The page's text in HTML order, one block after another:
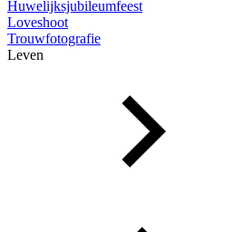
Huwelijksjubileumfeest
Loveshoot
Trouwfotografie
Leven